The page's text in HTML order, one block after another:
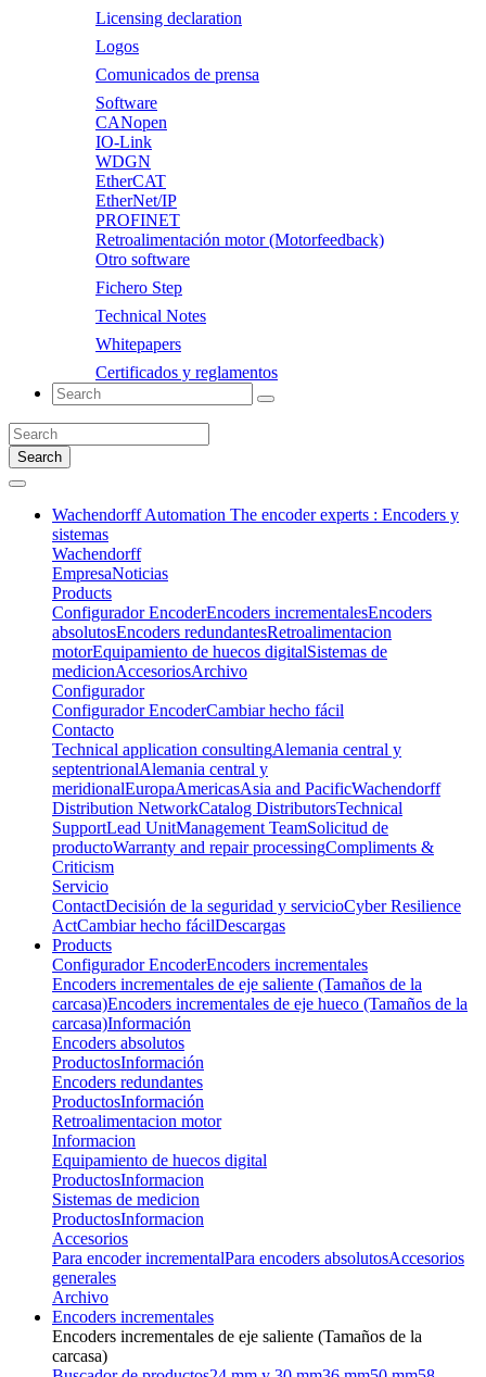
Licensing declaration
Logos
Comunicados de prensa
Software
CANopen
IO-Link
WDGN
EtherCAT
EtherNet/IP
PROFINET
Retroalimentación motor (Motorfeedback)
Otro software
Fichero Step
Technical Notes
Whitepapers
Certificados y reglamentos
Search
Wachendorff Automation The encoder experts : Encoders y
sistemas
Wachendorff
EmpresaNoticias
Products
Configurador EncoderEncoders incrementalesEncoders
absolutosEncoders redundantesRetroalimentacion
motorEquipamiento de huecos digitalSistemas de
medicionAccesoriosArchivo
Configurador
Configurador EncoderCambiar hecho fácil
Contacto
Technical application consultingAlemania central y
septentrionalAlemania central y
meridionalEuropaAmericasAsia and PacificWachendorff
Distribution NetworkCatalog DistributorsTechnical
SupportLead UnitManagement TeamSolicitud de
productoWarranty and repair processingCompliments &
Criticism
Servicio
ContactDecisión de la seguridad y servicioCyber Resilience
ActCambiar hecho fácilDescargas
Products
Configurador EncoderEncoders incrementales
Encoders incrementales de eje saliente (Tamaños de la
carcasa)Encoders incrementales de eje hueco (Tamaños de la
carcasa)Información
Encoders absolutos
ProductosInformación
Encoders redundantes
ProductosInformación
Retroalimentacion motor
Informacion
Equipamiento de huecos digital
ProductosInformacion
Sistemas de medicion
ProductosInformacion
Accesorios
Para encoder incrementalPara encoders absolutosAccesorios
generales
Archivo
Encoders incrementales
Encoders incrementales de eje saliente (Tamaños de la
carcasa)